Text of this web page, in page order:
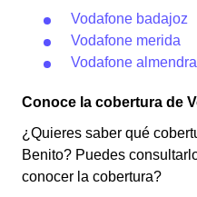
Vodafone badajoz
Vodafone merida
Vodafone
Conoce la cobertura de
¿Quieres saber qué
Benito? Puedes
conocer la cobertura?